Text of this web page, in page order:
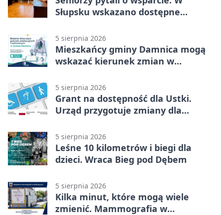
Słupsku wskazano dostępne
5 sierpnia 2026
Mieszkańcy gminy Damnica mogą
wskazać kierunek zmian w
5 sierpnia 2026
Grant na dostępność dla Ustki.
Urząd przygotuje zmiany dla
5 sierpnia 2026
Leśne 10 kilometrów i biegi dla
dzieci. Wraca Bieg pod Dębem
5 sierpnia 2026
Kilka minut, które mogą wiele
zmienić. Mammografia w